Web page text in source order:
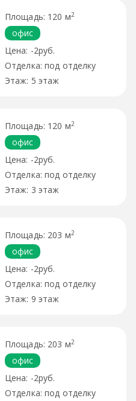
120 м2
офис
-2руб.
под отделку
5 этаж
120 м2
офис
-2руб.
под отделку
3 этаж
203 м2
офис
-2руб.
под отделку
9 этаж
203 м2
офис
-2руб.
под отделку